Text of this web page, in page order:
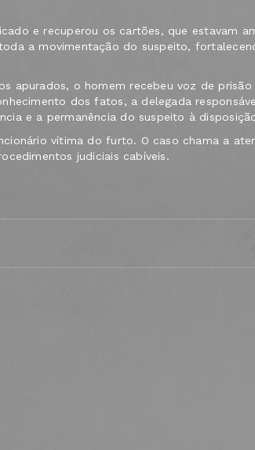
e recuperou os cartões, que estavam
a movimentação do suspeito,
apurados, o homem recebeu voz de
dos fatos, a delegada
e a permanência do suspeito à
vítima do furto. O caso chama a
judiciais cabíveis.